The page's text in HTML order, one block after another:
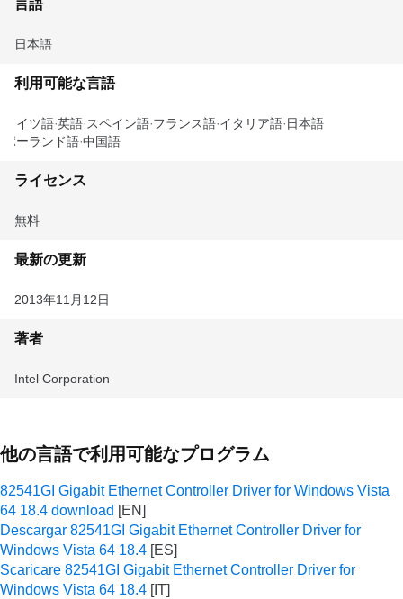
言語
日本語
利用可能な言語
ドイツ語 英語 スペイン語 フランス語 イタリア語 日本語
ポーランド語 中国語
ライセンス
無料
最新の更新
2013年11月12日
著者
Intel Corporation
他の言語で利用可能なプログラム
82541GI Gigabit Ethernet Controller Driver for Windows Vista
64 18.4 download
Descargar 82541GI Gigabit Ethernet Controller Driver for
Windows Vista 64 18.4
Scaricare 82541GI Gigabit Ethernet Controller Driver for
Windows Vista 64 18.4